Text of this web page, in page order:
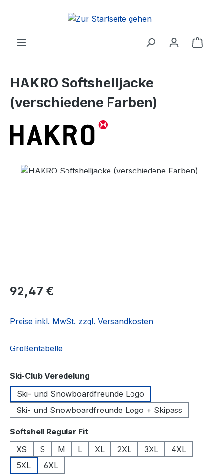
Zum Hauptinhalt springen
HAKRO Softshelljacke
(verschiedene Farben)
Bildergalerie überspringen
Regulärer Preis:
92,47 €
Preise inkl. MwSt. zzgl. Versandkosten
Größentabelle
Ski-Club Veredelungauswählen
Ski- und Snowboardfreunde Logo
Ski- und Snowboardfreunde Logo + Skipass
Softshell Regular Fit
XS
S M L XL 2XL 3XL
4XL
5XL
6XL